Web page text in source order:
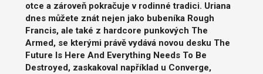
otce a zároveň pokračuje v rodinné tradici. Uriana
dnes můžete znát nejen jako bubeníka Rough
Francis, ale také z hardcore punkových The
Armed, se kterými právě vydává novou desku The
Future Is Here And Everything Needs To Be
Destroyed, zaskakoval například u Converge,